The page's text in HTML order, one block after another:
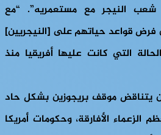
النيجر مع مستعمريه”. “مع
فرض قواعد حياتهم على [النيجريين]
التي كانت عليها أفريقيا منذ
يتناقض موقف بريجوزين بشكل حاد
الزعماء الأفارقة، وحكومات أمريكا